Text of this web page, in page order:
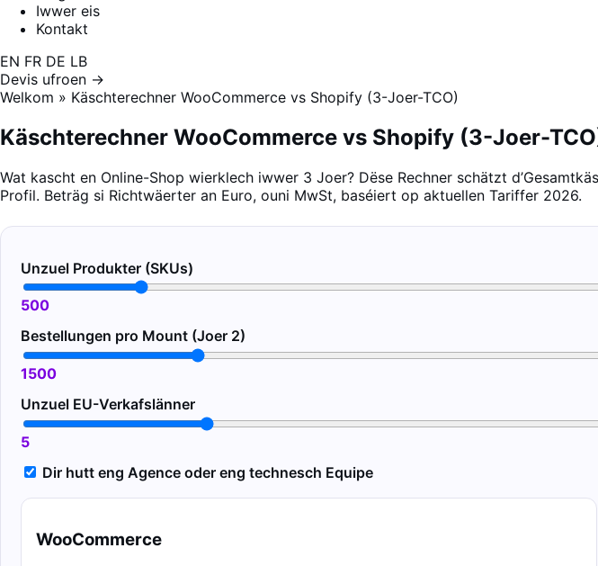
Iwwer eis
Kontakt
EN FR DE LB
Devis ufroen →
Welkom » Käschterechner WooCommerce vs Shopify (3-Joer-TCO)
Käschterechner WooCommerce vs Shopify (3-Joer-
Wat kascht en Online-Shop wierklech iwwer 3 Joer? Dëse Rechner schätzt
Profil. Beträg si Richtwäerter an Euro, ouni MwSt, baséiert op aktuellen Tariffer 2026.
Unzuel Produkter (SKUs)
500
Bestellungen pro Mount (Joer 2)
1500
Unzuel EU-Verkafslänner
5
Dir hutt eng Agence oder eng technesch Equipe
WooCommerce